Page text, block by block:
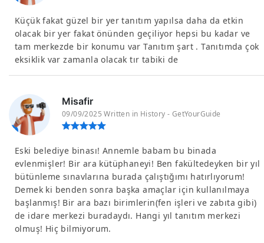
Küçük fakat güzel bir yer tanıtım yapılsa daha da etkin
olacak bir yer fakat önünden geçiliyor hepsi bu kadar ve
tam merkezde bir konumu var Tanıtım şart . Tanıtımda çok
eksiklik var zamanla olacak tır tabiki de
Misafir
09/09/2025 Written in History - GetYourGuide
Eski belediye binası! Annemle babam bu binada
evlenmişler! Bir ara kütüphaneyi! Ben fakültedeyken bir yıl
bütünleme sınavlarına burada çalıştığımı hatırlıyorum!
Demek ki benden sonra başka amaçlar için kullanılmaya
başlanmış! Bir ara bazı birimlerin(fen işleri ve zabıta gibi)
de idare merkezi buradaydı. Hangi yıl tanıtım merkezi
olmuş! Hiç bilmiyorum.